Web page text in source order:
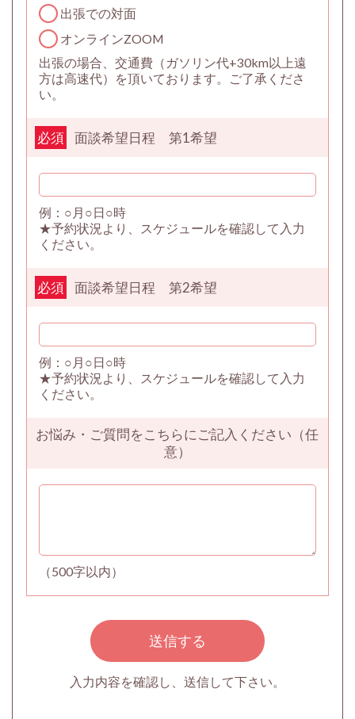
出張での対面
オンラインZOOM
出張の場合、交通費（ガソリン代+30km以上遠
方は高速代）を頂いております。ご了承くださ
い。
面談希望日程 第1希望
必須
例：○月○日○時
★予約状況より、スケジュールを確認して入力
ください。
面談希望日程 第2希望
必須
例：○月○日○時
★予約状況より、スケジュールを確認して入力
ください。
お悩み・ご質問をこちらにご記入ください（任
意）
（500字以内）
入力内容を確認し、送信して下さい。